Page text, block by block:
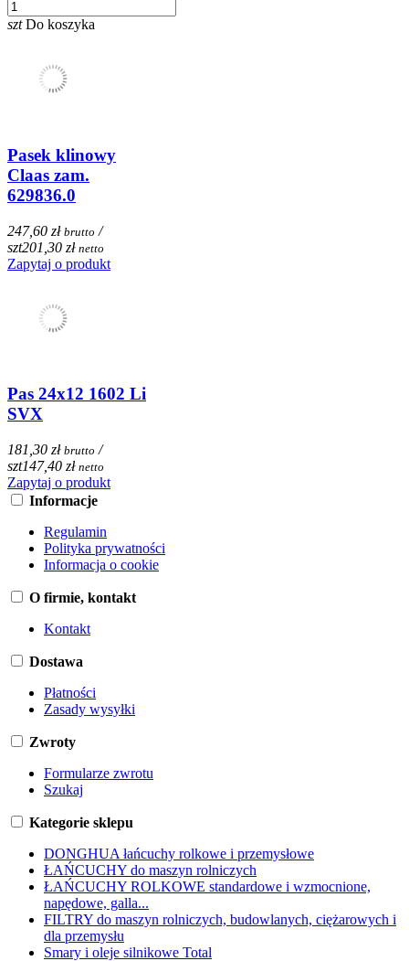
szt Do koszyka
Pasek klinowy
Claas zam.
629836.0
247,60 zł brutto /
szt201,30 zł netto
Zapytaj o produkt
Pas 24x12 1602 Li
SVX
181,30 zł brutto /
szt147,40 zł netto
Zapytaj o produkt
Informacje
Regulamin
Polityka prywatności
Informacja o cookie
O firmie, kontakt
Kontakt
Dostawa
Płatności
Zasady wysyłki
Zwroty
Formularze zwrotu
Szukaj
Kategorie sklepu
DONGHUA łańcuchy rolkowe i przemysłowe
ŁAŃCUCHY do maszyn rolniczych
ŁAŃCUCHY ROLKOWE standardowe i wzmocnione,
napędowe, galla...
FILTRY do maszyn rolniczych, budowlanych, ciężarowych i
dla przemysłu
Smary i oleje silnikowe Total